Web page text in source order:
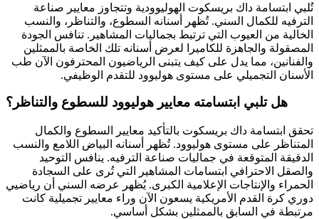
تُلبي ابتسامة داك بريسكوت الهوليوودية وتتجاوز معايير صناعة
الترفيه للكمال السني. تُظهر أسنانه السطوع، والتناظر، والنسب
الخالية من العيوب التي ترتبط بجماليات المشاهير. تنافس الجودة
المصقولة والجاهزة للكاميرا لعرض أسنانه تلك الخاصة بالممثلين
والفنانين، مما يدل على كيف يتبنى الرياضيون المحترفون الآن طب
الأسنان التجميلي على مستوى هوليوود للتقدم الوظيفي.
هل تلبي ابتسامته معايير هوليوود للسطوع والتناظر؟
تحقق ابتسامة داك بريسكوت بالتأكيد معايير السطوع والكمال
المتناظر على مستوى هوليوود. تُظهر أسنانه البياض اللامع والنسب
الدقيقة المتوقعة في جماليات صناعة الترفيه. ينافس التوحيد
والصقل الاحترافي ابتسامات المشاهير التي تُرى على السجادة
الحمراء والإنتاجات الإعلامية الكبرى. يُظهر عرضه السني أن رياضيي
دوري كرة القدم الأمريكية يسعون الآن وراء معايير تجميلية كانت
مرتبطة في السابق بالممثلين بشكل أساسي.